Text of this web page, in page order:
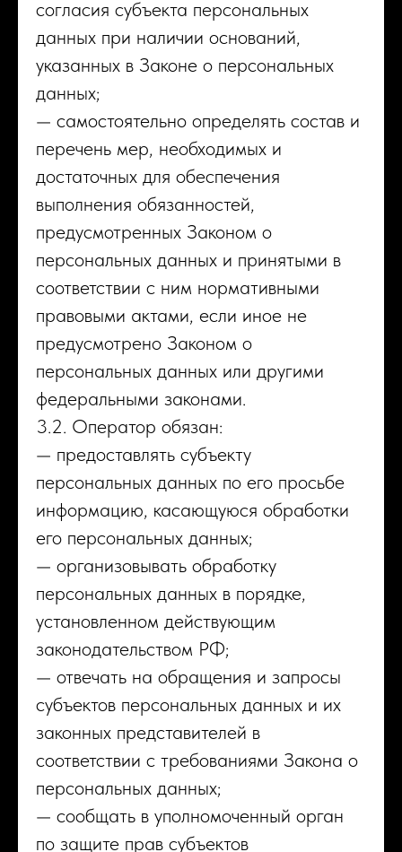
согласия субъекта персональных
данных при наличии оснований,
указанных в Законе о персональных
данных;
— самостоятельно определять состав и
перечень мер, необходимых и
достаточных для обеспечения
выполнения обязанностей,
предусмотренных Законом о
персональных данных и принятыми в
соответствии с ним нормативными
правовыми актами, если иное не
предусмотрено Законом о
персональных данных или другими
федеральными законами.
3.2. Оператор обязан:
— предоставлять субъекту
персональных данных по его просьбе
информацию, касающуюся обработки
его персональных данных;
— организовывать обработку
персональных данных в порядке,
установленном действующим
законодательством РФ;
— отвечать на обращения и запросы
субъектов персональных данных и их
законных представителей в
соответствии с требованиями Закона о
персональных данных;
— сообщать в уполномоченный орган
по защите прав субъектов